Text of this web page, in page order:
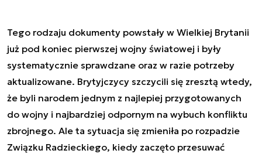
Tego rodzaju dokumenty powstały w Wielkiej Brytanii
już pod koniec pierwszej wojny światowej i były
systematycznie sprawdzane oraz w razie potrzeby
aktualizowane. Brytyjczycy szczycili się zresztą wtedy,
że byli narodem jednym z najlepiej przygotowanych
do wojny i najbardziej odpornym na wybuch konfliktu
zbrojnego. Ale ta sytuacja się zmieniła po rozpadzie
Związku Radzieckiego, kiedy zaczęto przesuwać